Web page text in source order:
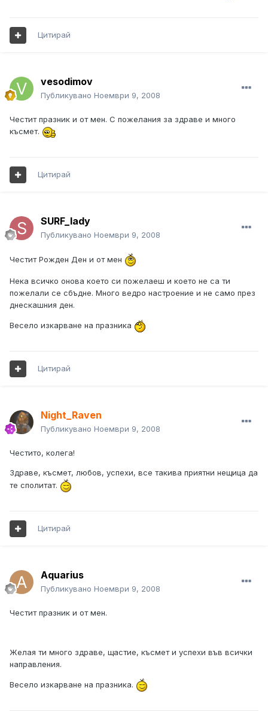
Цитирай
vesodimov
Публикувано Ноември 9, 2008
Честит празник и от мен. С пожелания за здраве и много
късмет.
Цитирай
SURF_lady
Публикувано Ноември 9, 2008
Честит Рожден Ден и от мен
Нека всичко онова което си пожелаеш и което не са ти
пожелали се сбъдне. Много ведро настроение и не само през
днескашния ден.
Весело изкарване на празника
Цитирай
Night_Raven
Публикувано Ноември 9, 2008
Честито, колега!
Здраве, късмет, любов, успехи, все такива приятни нещица да
те сполитат.
Цитирай
Aquarius
Публикувано Ноември 9, 2008
Честит празник и от мен.
Желая ти много здраве, щастие, късмет и успехи във всички
направления.
Весело изкарване на празника.